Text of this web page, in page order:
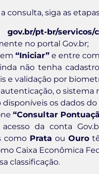
a consulta, siga as
gov.br/pt-br/servicos/
no portal Gov.br;
“Iniciar” e entre
não tenha
e validação por
autenticação, o
disponíveis os dados
“Consultar
da conta
como Prata ou Ouro
Caixa Econômica
classificação.